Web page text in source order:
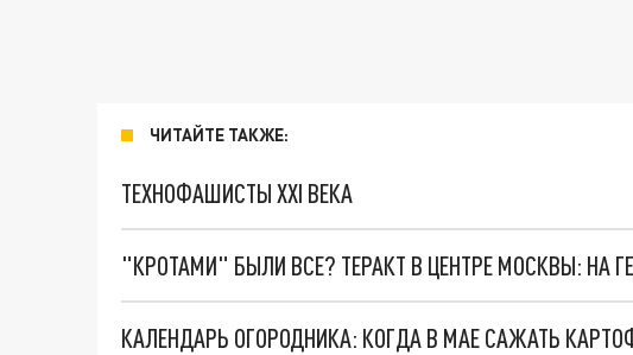
ЧИТАЙТЕ ТАКЖЕ:
ТЕХНОФАШИСТЫ XXI ВЕКА
"КРОТАМИ" БЫЛИ ВСЕ? ТЕРАКТ В ЦЕНТРЕ МОСКВЫ: НА